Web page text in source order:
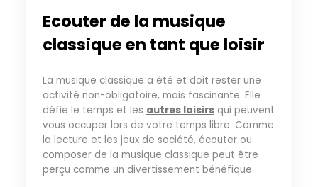
Ecouter de la musique
classique en tant que loisir
La musique classique a été et doit rester une
activité non-obligatoire, mais fascinante. Elle
défie le temps et les autres loisirsqui peuvent
vous occuper lors de votre temps libre. Comme
la lecture et les jeux de société, écouter ou
composer de la musique classique peut être
perçu comme un divertissement bénéfique.